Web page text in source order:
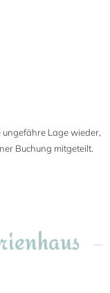
ungefähre Lage wieder,
Buchung mitgeteilt.